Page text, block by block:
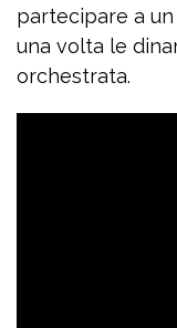
partecipare a
una volta le
orchestrata.